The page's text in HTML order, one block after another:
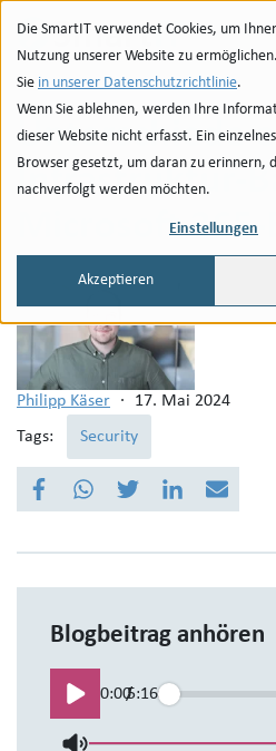
Die SmartIT verwendet Cookies, um
Nutzung unserer Website zu
Sie in unserer Datenschutzrichtlinie.
Wenn Sie ablehnen, werden Ihre
dieser Website nicht erfasst. Ein
Browser gesetzt, um daran zu erinnern,
nachverfolgt werden möchten.
Einstellungen
Akzeptieren
Zur Navigation
zu den Quicklinks
Zur Suche
Zum Inhalt
Unterschiede
Infrastruktur-
Microsoft 365-
Philipp Käser ·
17. Mai 2024
Tags:
Security
Blogbeitrag anhören
0:00/5:16